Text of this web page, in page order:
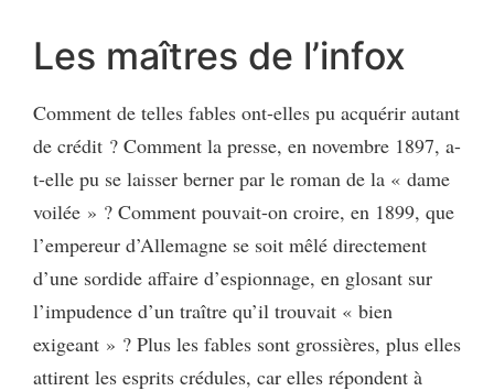
Les maîtres de l’infox
Comment de telles fables ont-elles pu acquérir autant
de crédit ? Comment la presse, en novembre 1897, a-
t-elle pu se laisser berner par le roman de la « dame
voilée » ? Comment pouvait-on croire, en 1899, que
l’empereur d’Allemagne se soit mêlé directement
d’une sordide affaire d’espionnage, en glosant sur
l’impudence d’un traître qu’il trouvait « bien
exigeant » ? Plus les fables sont grossières, plus elles
attirent les esprits crédules, car elles répondent à